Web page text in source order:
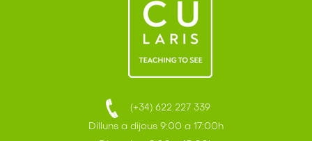
(+34) 622 227 339
Dilluns a dijous 9:00 a 17:00h